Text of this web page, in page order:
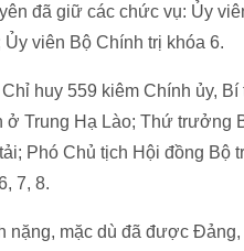
đã giữ các chức vụ: Ủy
viên Bộ Chính trị khóa 6.
huy 559 kiêm Chính ủy,
ở Trung Hạ Lào; Thứ trưởng
Phó Chủ tịch Hội đồng
7, 8.
nặng, mặc dù đã được